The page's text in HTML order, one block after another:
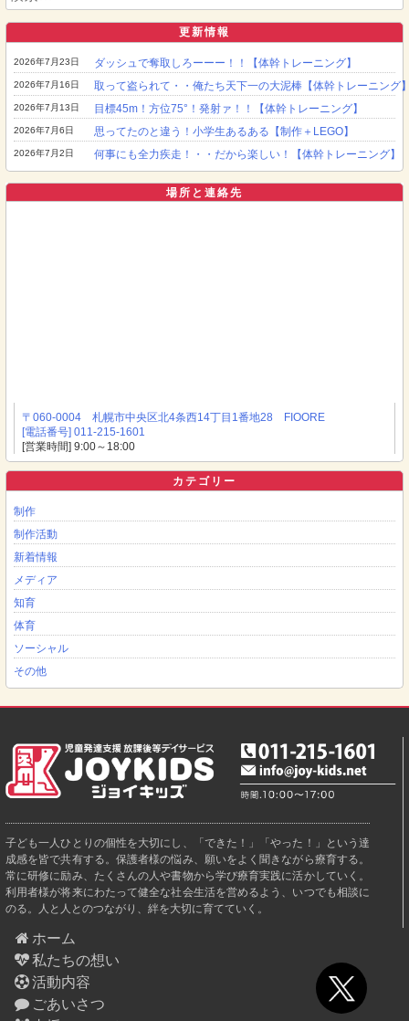
索:
更新情報
ダッシュで奪取しろーーー！！【体幹トレーニング】
2026年7月23日
取って盗られて・・俺たち天下一の大泥棒【体幹トレーニング
2026年7月16日
目標45m！方位75°！発射ァ！！【体幹トレーニング】
2026年7月13日
思ってたのと違う！小学生あるある【制作＋LEGO】
2026年7月6日
何事にも全力疾走！・・だから楽しい！【体幹トレーニング】
2026年7月2日
場所と連絡先
〒060-0004 札幌市中央区北4条西14丁目1番地28 FIOORE
[電話番号] 011-215-1601
[営業時間] 9:00～18:00
カテゴリー
制作
制作活動
新着情報
メディア
知育
体育
ソーシャル
その他
子ども一人ひとりの個性を大切にし、「できた！」「やった！」という達
成感を皆で共有する。保護者様の悩み、願いをよく聞きながら療育する。
常に研修に励み、たくさんの人や書物から学び療育実践に活かしていく。
利用者様が将来にわたって健全な社会生活を営めるよう、いつでも相談に
のる。人と人とのつながり、絆を大切に育てていく。
ホーム
私たちの想い
活動内容
ごあいさつ